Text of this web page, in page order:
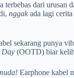
terbebas dari
nggak ada lagi
sekarang punya
Day (OOTD) biar
Earphone kabel